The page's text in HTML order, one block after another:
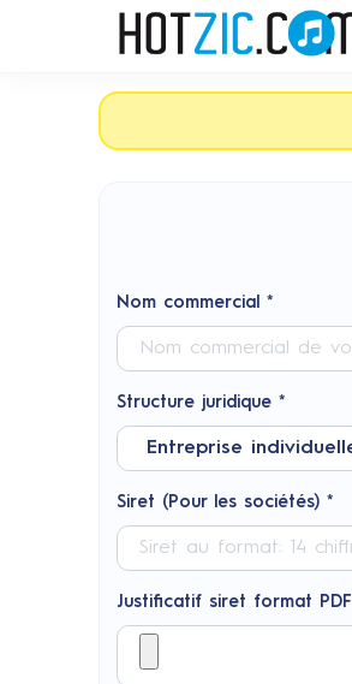
Nom commercial *
Structure juridique *
Siret (Pour les sociétés) *
Justificatif siret format PDF